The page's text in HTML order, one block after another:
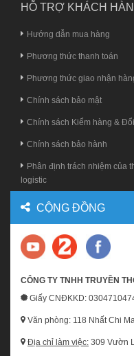
HỖ TRỢ KHÁCH
Hướng dẫn mua hàng
Phương thức thanh toán
Phương thức giao nhận
Chính sách bảo mật
Chính sách Kiểm hàng &
Chính sách bảo hành
Phân định trách nhiệm của
logistic
CỘNG ĐỒNG
CÔNG TY TNHH TRUYỀN
Giấy CNĐKKD:
Văn phòng: 118 Nhất Chi
Địa chỉ làm việc: 309 Vườn